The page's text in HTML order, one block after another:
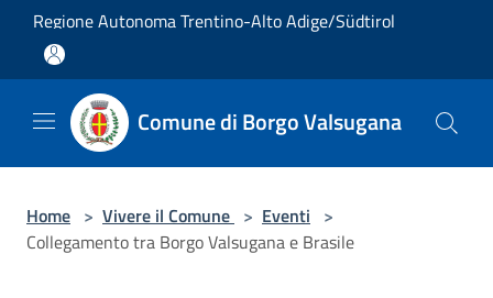
Salta al contenuto principale
Regione Autonoma Trentino-Alto Adige/Südtirol
Comune di Borgo Valsugana
Home > Vivere il Comune > Eventi >
Collegamento tra Borgo Valsugana e Brasile